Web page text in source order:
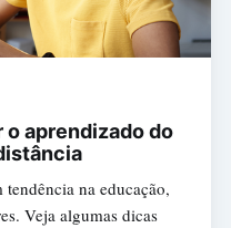
o aprendizado do
na educação,
Veja algumas dicas